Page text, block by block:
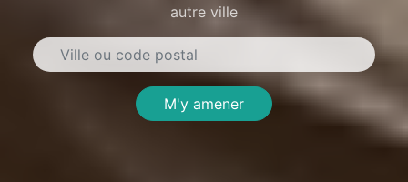
autre ville
M'y amener